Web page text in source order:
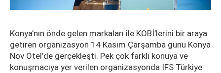
Konya’nın önde gelen markaları ile KOBİ’lerini bir araya
getiren organizasyon 14 Kasım Çarşamba günü Konya
Nov Otel’de gerçekleşti. Pek çok farklı konuya ve
konuşmacıya yer verilen organizasyonda IFS Türkiye